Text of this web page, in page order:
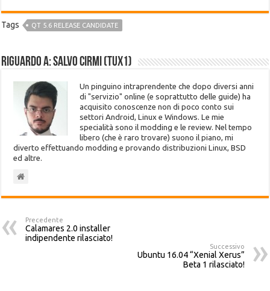
Tags QT 5.6 RELEASE CANDIDATE
Riguardo a: Salvo Cirmi (Tux1)
Un pinguino intraprendente che dopo diversi anni
di "servizio" online (e soprattutto delle guide) ha
acquisito conoscenze non di poco conto sui
settori Android, Linux e Windows. Le mie
specialità sono il modding e le review. Nel tempo
libero (che è raro trovare) suono il piano, mi
diverto effettuando modding e provando distribuzioni Linux, BSD
ed altre.
Precedente
Calamares 2.0 installer
indipendente rilasciato!
Successivo
Ubuntu 16.04 “Xenial Xerus”
Beta 1 rilasciato!